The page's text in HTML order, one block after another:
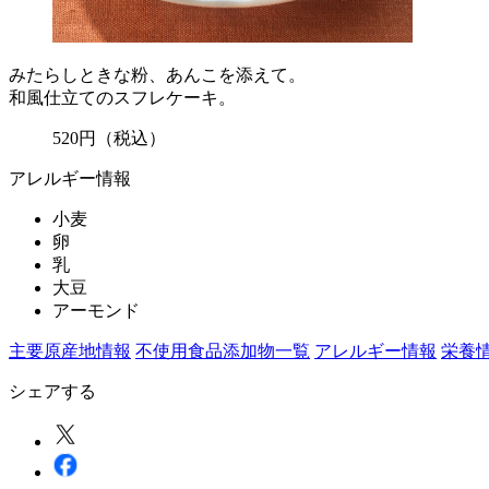
みたらしときな粉、あんこを添えて。
和風仕立てのスフレケーキ。
520円 （税込）
アレルギー情報
小麦
卵
乳
大豆
アーモンド
主要原産地情報 不使用食品添加物一覧 アレルギー情報 栄養
シェアする